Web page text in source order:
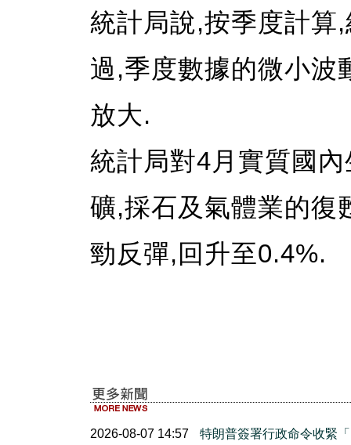
統計局說,按季度計算
過,季度數據的微小波
放大.
統計局對4月實質國
礦,採石及氣體業的復
勁反彈,回升至0.4%.
2026-08-07 14:57
特朗普簽署行政命令收緊